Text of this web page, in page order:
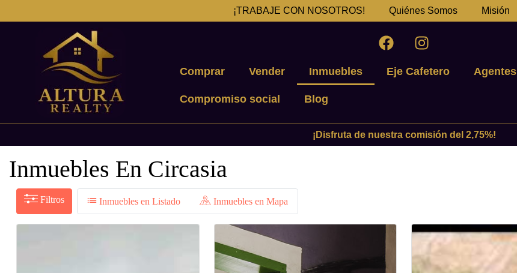
¡TRABAJE CON NOSOTROS! Quiénes Somos Misión
Comprar Vender Inmuebles Eje Cafetero Agentes
Compromiso social Blog
¡Disfruta de nuestra comisión del 2,75%!
Inmuebles En Circasia
Filtros Inmuebles en Listado Inmuebles en Mapa